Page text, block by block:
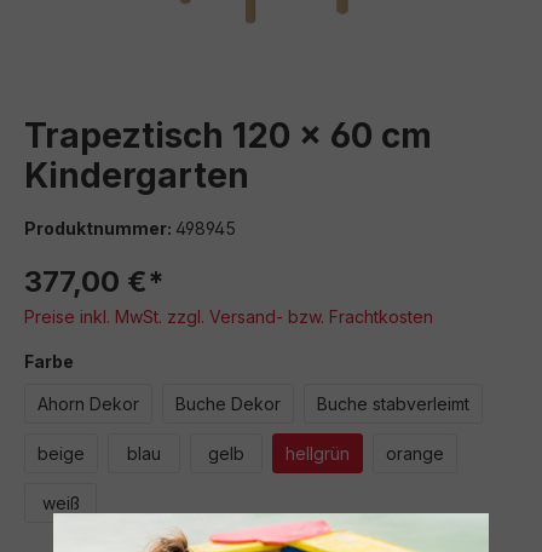
Trapeztisch 120 x 60 cm
Kindergarten
Produktnummer: 498945
377,00 €*
Preise inkl. MwSt. zzgl. Versand- bzw. Frachtkosten
Farbe
Ahorn Dekor Buche Dekor Buche stabverleimt
beige blau gelb hellgrün orange
weiß